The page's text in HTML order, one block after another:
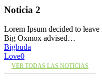
Noticia 2
Lorem Ipsum decided to
Big Oxmox advised…
Bigbuda
Love0
VER TODAS LAS NOTICIAS